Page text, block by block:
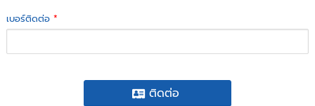
เบอร์ติดต่อ*
ติดต่อ